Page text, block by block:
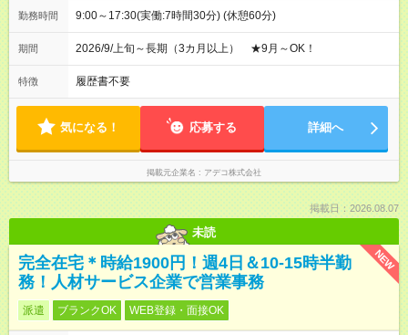
勤務時間 9:00～17:30(実働:7時間30分) (休憩60分)
期間 2026/9/上旬～長期（3カ月以上） ★9月～OK！
特徴 履歴書不要
気になる！ 応募する 詳細へ
掲載元企業名 アデコ株式会社
掲載日：2026.08.07
未読
NEW
完全在宅＊時給1900円！週4日＆10-15時半勤
務！人材サービス企業で営業事務
派遣 ブランクOK WEB登録・面接OK